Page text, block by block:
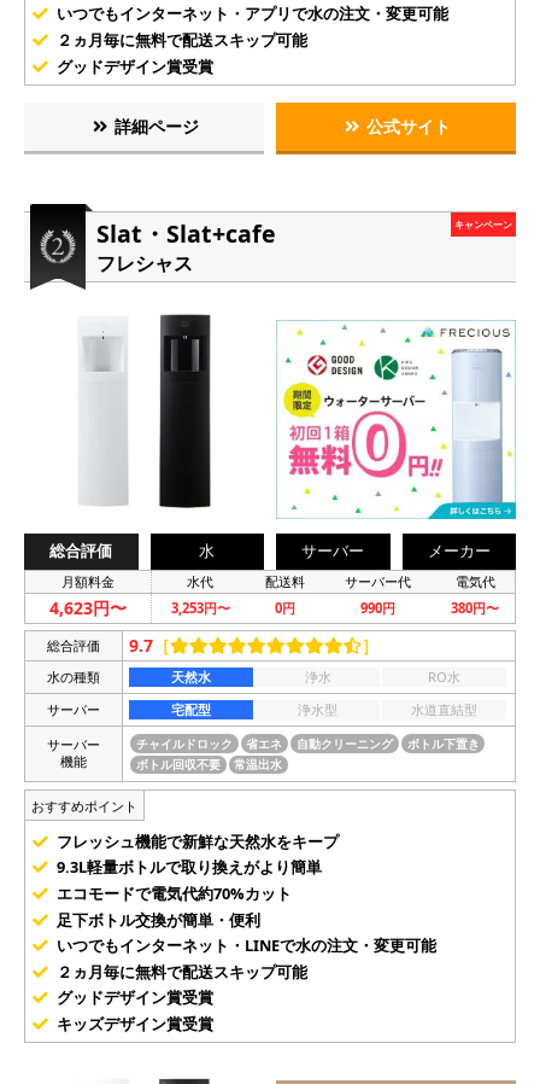
いつでもインターネット・アプリで水の注文・変更可能
２ヵ月毎に無料で配送スキップ可能
グッドデザイン賞受賞
詳細ページ 公式サイト
Slat・Slat+cafe
フレシャス
キャンペーン
総合評価 水 サーバー メーカー
月額料金 水代 配送料 サーバー代 電気代
4,623円〜 3,253円〜 0円 990円 380円〜
総合評価 9.7 ［ ］
水の種類 天然水 浄水
RO水
サーバー
宅配型 浄水型
水道直結型
サーバー
機能
チャイルドロック 省エネ 自動クリーニング
ボトル下置き
ボトル回収不要
常温出水
おすすめポイント
フレッシュ機能で新鮮な天然水をキープ
9.3L軽量ボトルで取り換えがより簡単
エコモードで電気代約70%カット
足下ボトル交換が簡単・便利
いつでもインターネット・LINEで水の注文・変更可能
２ヵ月毎に無料で配送スキップ可能
グッドデザイン賞受賞
キッズデザイン賞受賞